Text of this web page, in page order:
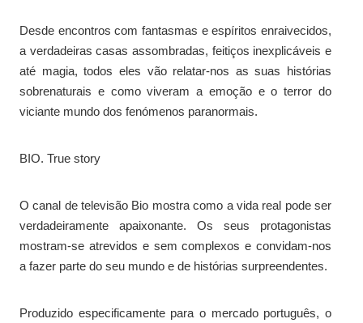
Desde encontros com fantasmas e espíritos enraivecidos,
a verdadeiras casas assombradas, feitiços inexplicáveis e
até magia, todos eles vão relatar-nos as suas histórias
sobrenaturais e como viveram a emoção e o terror do
viciante mundo dos fenómenos paranormais.
BIO. True story
O canal de televisão Bio mostra como a vida real pode ser
verdadeiramente apaixonante. Os seus protagonistas
mostram-se atrevidos e sem complexos e convidam-nos
a fazer parte do seu mundo e de histórias surpreendentes.
Produzido especificamente para o mercado português, o